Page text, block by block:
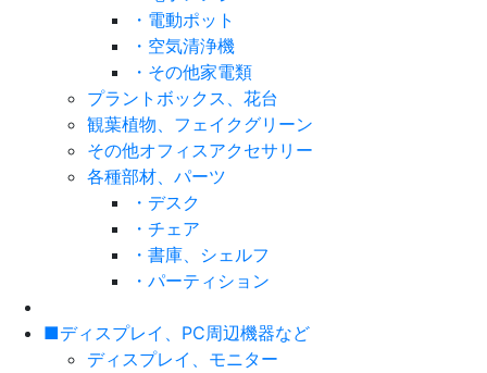
・電動ポット
・空気清浄機
・その他家電類
プラントボックス、花台
観葉植物、フェイクグリーン
その他オフィスアクセサリー
各種部材、パーツ
・デスク
・チェア
・書庫、シェルフ
・パーティション
■ディスプレイ、PC周辺機器など
ディスプレイ、モニター